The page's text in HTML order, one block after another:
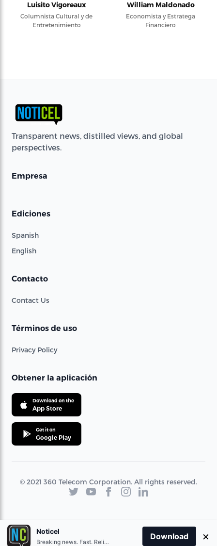
Luisito Vigoreaux
Columnista Cultural y de
Entretenimiento
William Maldonado
Economista y Estratega
Financiero
Transparent news, distilled views, and global
perspectives.
Empresa
Ediciones
Spanish
English
Contacto
Contact Us
Términos de uso
Privacy Policy
Obtener la aplicación
Download on the
App Store
Get it on
Google Play
© 2021 360 Telecom Corporation. All rights reserved.
Noticel
Breaking news. Fast. Reliable.
Download ×